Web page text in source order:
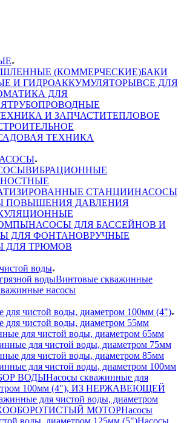
(КОММЕРЧЕСКИЕ)БАКИ
И ГИДРОАККУМУЛЯТОРЫВСЕ ДЛЯ
ДЛЯ
ТРУБОПРОВОДНЫЕ
И ЗАПЧАСТИТЕПЛОВОЕ
ТЕХНИКА
ВИБРАЦИОННЫЕ
СТАНЦИИНАСОСЫ
ПОВЫШЕНИЯ ДАВЛЕНИЯ
НАСОСЫ ДЛЯ БАССЕЙНОВ И
ДЛЯ ФОНТАНОВРУЧНЫЕ
ДЛЯ ТРЮМОВ
воды
водыВинтовые скважинные
насосы
для чистой воды, диаметром 100мм (4")
для чистой воды, диаметром 55мм
для чистой воды, диаметром 65мм
для чистой воды, диаметром 75мм
для чистой воды, диаметром 85мм
для чистой воды, диаметром 100мм
ВОДЫНасосы скважинные для
100мм (4"), ИЗ НЕРЖАВЕЮЩЕЙ
для чистой воды, диаметром
МОТОРНасосы
воды, диаметром 125мм (5")Насосы